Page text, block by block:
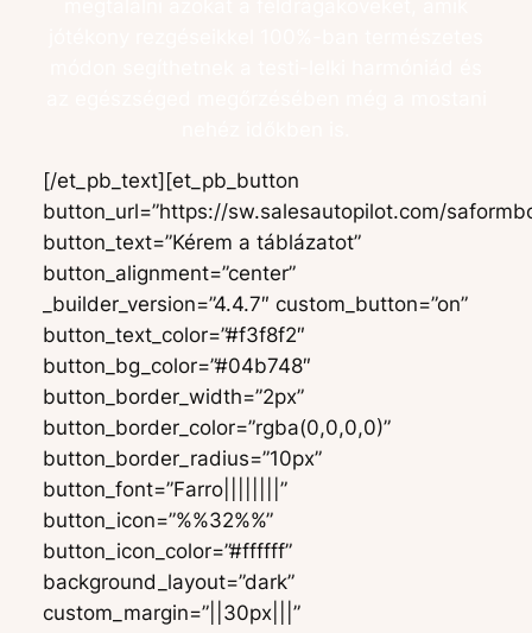
[/et_pb_text][et_pb_button
button_url=”https://sw.salesautopilot.com/
button_text=”Kérem a táblázatot”
button_alignment=”center”
_builder_version=”4.4.7″ custom_button=”on”
button_text_color=”#f3f8f2″
button_bg_color=”#04b748″
button_border_width=”2px”
button_border_color=”rgba(0,0,0,0)”
button_border_radius=”10px”
button_font=”Farro||||||||”
button_icon=”%%32%%”
button_icon_color=”#ffffff”
background_layout=”dark”
custom_margin=”||30px|||”